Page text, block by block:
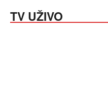
TV UŽIVO